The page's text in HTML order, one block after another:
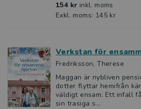
154 kr inkl. moms
Exkl. moms: 145 kr
Verkstan för
Fredriksson, Therese
Maggan är nybliven
dotter flyttar hemifrån
väldigt ensam. Ett infall
sin trasiga s...